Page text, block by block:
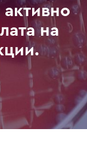
активно
на